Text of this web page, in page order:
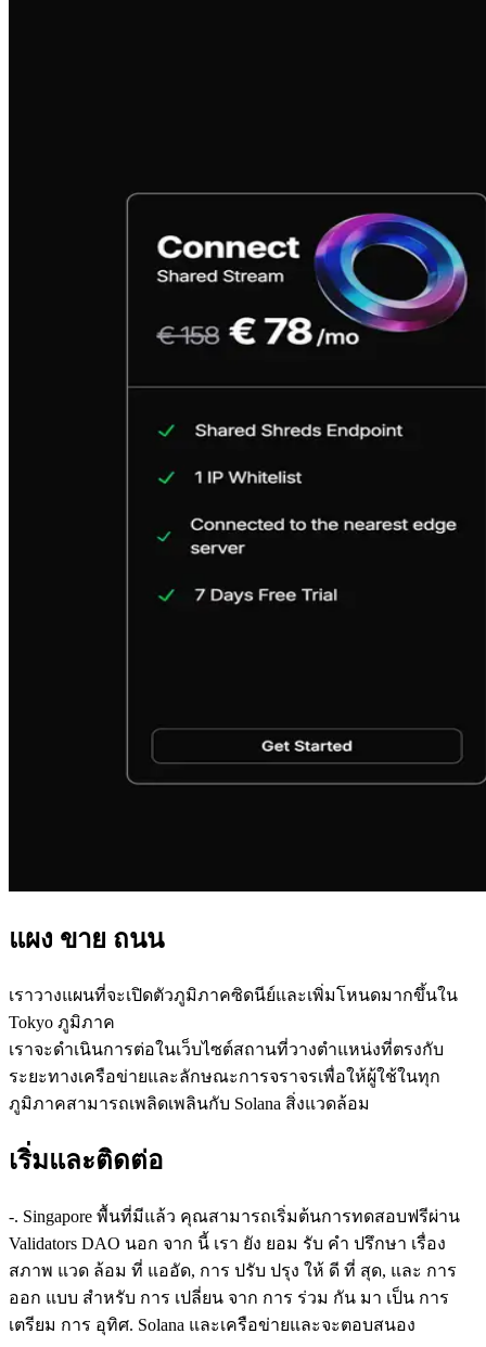
แผง ขาย ถนน
เราวางแผนที่จะเปิดตัวภูมิภาคซิดนีย์และเพิ่มโหนดมากขึ้นใน
Tokyo ภูมิภาค
เราจะดําเนินการต่อในเว็บไซต์สถานที่วางตําแหน่งที่ตรงกับ
ระยะทางเครือข่ายและลักษณะการจราจรเพื่อให้ผู้ใช้ในทุก
ภูมิภาคสามารถเพลิดเพลินกับ Solana สิ่งแวดล้อม
เริ่มและติดต่อ
-. Singapore พื้นที่มีแล้ว คุณสามารถเริ่มต้นการทดสอบฟรีผ่าน
Validators DAO นอก จาก นี้ เรา ยัง ยอม รับ คํา ปรึกษา เรื่อง
สภาพ แวด ล้อม ที่ แออัด, การ ปรับ ปรุง ให้ ดี ที่ สุด, และ การ
ออก แบบ สําหรับ การ เปลี่ยน จาก การ ร่วม กัน มา เป็น การ
เตรียม การ อุทิศ. Solana และเครือข่ายและจะตอบสนอง